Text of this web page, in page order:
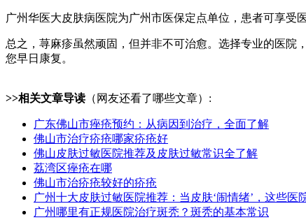
广州华医大皮肤病医院为广州市医保定点单位，患者可享受
总之，荨麻疹虽然顽固，但并非不可治愈。选择专业的医
您早日康复。
>>相关文章导读 （网友还看了哪些文章）:
广东佛山市痤疮预约：从病因到治疗，全面了解
佛山市治疗疥疮哪家疥疮好
佛山皮肤过敏医院推荐及皮肤过敏常识全了解
荔湾区痤疮在哪
佛山市治疥疮较好的疥疮
广州十大皮肤过敏医院推荐：当皮肤‘闹情绪’，这些医
广州哪里有正规医院治疗斑秃？斑秃的基本常识